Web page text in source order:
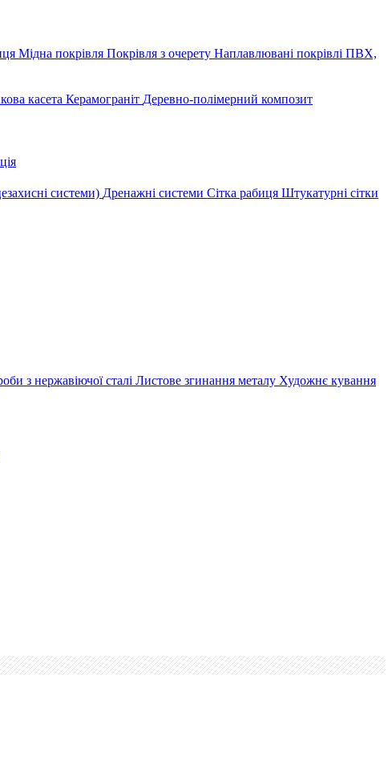
Мідна покрівля Покрівля з очерету Наплавлювані покрівлі ПВХ,
касета Керамограніт Деревно-полімерний композит
системи) Дренажні системи Сітка рабиця Штукатурні сітки
з нержавіючої сталі Листове згинання металу Художнє кування